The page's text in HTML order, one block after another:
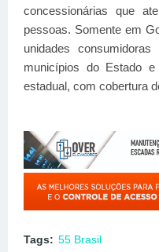
concessionárias que
pessoas. Somente em
unidades
municípios do Estado e
estadual, com cobertura
Tags: 55 Brasil